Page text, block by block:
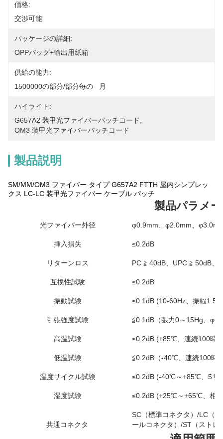
価格:
交渉可能
パッケージの詳細:
OPPバッグ+輸出用紙箱
供給の能力:
1500000の部分/部分每の   月
ハイライト:
G657A2 装甲光ファイバーパッチコード
OM3 装甲光ファイバーパッチコード
製品説明
SM/MM/OM3 ファイバー タイプ G657A2 FTTH 屋内シンプレッ
クス LC-LC 装甲光ファイバー ケーブル パッチ
製品パラメ
光ファイバー外径 φ0.9mm、φ2.0mm、
挿入損失 ≤0.2dB
リターンロス PC ≧ 40dB、UPC ≧ 50dB、
互換性試験 ≤0.2dB
振動試験 ≤0.1dB (10-60Hz、振幅
引張強度試験 ≦0.1dB（張力0～15Hg、
高温試験 ≤0.2dB (+85℃、連続100時
低温試験 ≦0.2dB（-40℃、連続100時
温度サイクル試験 ≤0.2dB (-40℃～+85℃、5サ
湿度試験 ≤0.2dB (+25℃～+65℃、相
共通コネクタ
SC（標準コネクタ）/LC（
ールコネクタ）/ST（ストレ